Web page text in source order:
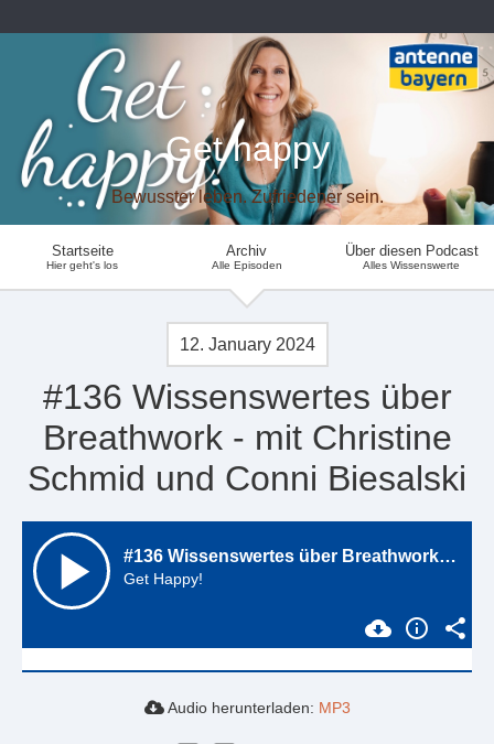
Get happy
Bewusster leben. Zufriedener sein.
Startseite
Hier geht's los
Archiv
Alle Episoden
Über diesen Podcast
Alles Wissenswerte
12. January 2024
#136 Wissenswertes über
Breathwork - mit Christine
Schmid und Conni Biesalski
Audio herunterladen: MP3